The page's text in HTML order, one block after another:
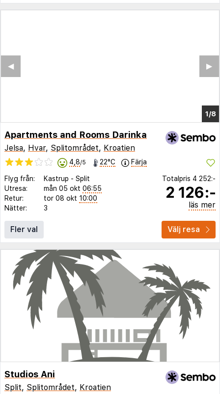
Apartments and Rooms Darinka
Jelsa, Hvar, Splitområdet, Kroatien
4,8/5 22°C Färja
Flyg från: Kastrup - Split
Utresa:
mån 05 okt 06:55
Retur:
tor 08 okt 10:00
Nätter:
3
Totalpris 4 252:-
2 126:-
läs mer
Fler val Välj resa
Studios Ani
Split, Splitområdet, Kroatien